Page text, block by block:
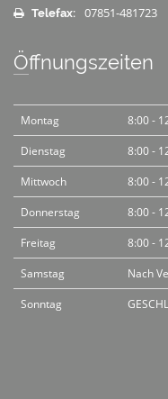
Telefax: 07851-481723
Öffnungszeiten
Montag
8:00 -
Dienstag
8:00 -
Mittwoch
8:00 -
Donnerstag
8:00 -
Freitag
8:00 -
Samstag
Nach
Sonntag